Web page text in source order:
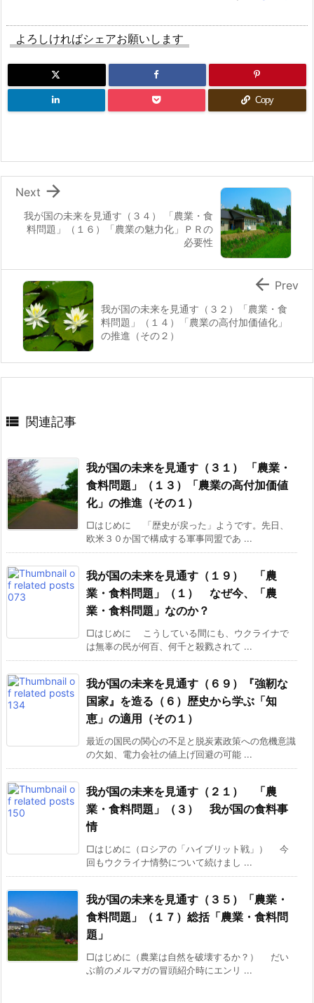
よろしければシェアお願いします
Copy
我が国の未来を見通す（３４） 「農業・食
料問題」（１６）「農業の魅力化」ＰＲの
必要性

Next
我が国の未来を見通す（３２）「農業・食
料問題」（１４）「農業の高付加価値化」
の推進（その２）
 Prev
 関連記事
我が国の未来を見通す（３１） 「農業・
食料問題」（１３）「農業の高付加価値
化」の推進（その１）
□はじめに 「歴史が戻った」ようです。先日、
欧米３０か国で構成する軍事同盟であ ...
我が国の未来を見通す（１９） 「農
業・食料問題」（１） なぜ今、「農
業・食料問題」なのか？
□はじめに こうしている間にも、ウクライナで
は無辜の民が何百、何千と殺戮されて ...
我が国の未来を見通す（６９）『強靭な
国家』を造る（６）歴史から学ぶ「知
恵」の適用（その１）
最近の国民の関心の不足と脱炭素政策への危機意識
の欠如、電力会社の値上げ回避の可能 ...
我が国の未来を見通す（２１） 「農
業・食料問題」（３） 我が国の食料事
情
□はじめに（ロシアの「ハイブリット戦」） 今
回もウクライナ情勢について続けまし ...
我が国の未来を見通す（３５）「農業・
食料問題」（１７）総括「農業・食料問
題」
□はじめに（農業は自然を破壊するか？） だい
ぶ前のメルマガの冒頭紹介時にエンリ ...